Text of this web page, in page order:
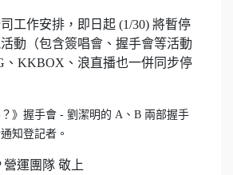
工作安排，即日起 (1/30) 將暫停
動（包含簽唱會、握手會等活動
、KKBOX、浪直播也一併同步停
》握手會 - 劉潔明的 A、B 兩部握手
知登記者。
營運團隊 敬上